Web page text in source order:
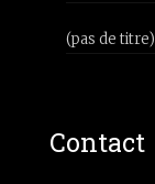
(pas de titre)
Contact